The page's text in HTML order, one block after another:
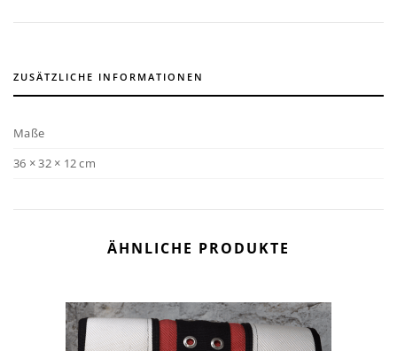
ZUSÄTZLICHE INFORMATIONEN
Maße
36 × 32 × 12 cm
ÄHNLICHE PRODUKTE